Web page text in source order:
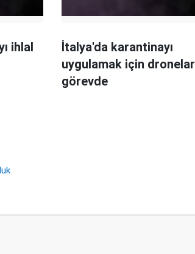
ihlal
İtalya'da karantinayı
uygulamak için dronelar
görevde